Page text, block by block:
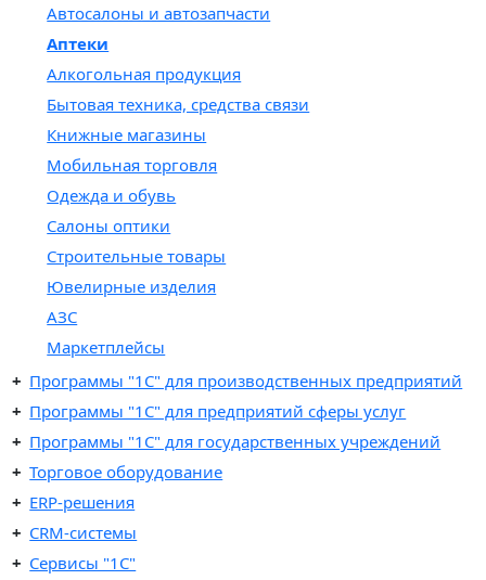
Автосалоны и автозапчасти
Аптеки
Алкогольная продукция
Бытовая техника, средства связи
Книжные магазины
Мобильная торговля
Одежда и обувь
Салоны оптики
Строительные товары
Ювелирные изделия
АЗС
Маркетплейсы
Программы "1C" для производственных предприятий
Программы "1C" для предприятий сферы услуг
Программы "1С" для государственных учреждений
Торговое оборудование
ERP-решения
CRM-системы
Сервисы "1С"